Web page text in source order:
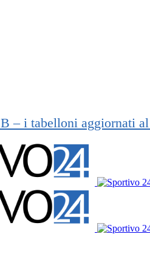
– i tabelloni aggiornati